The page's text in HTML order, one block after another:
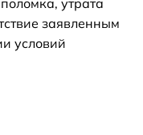
заявленным
условий